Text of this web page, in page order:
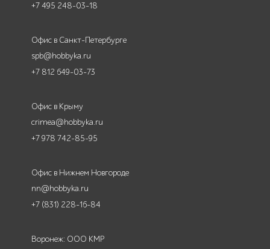
+7 495 248-03-18
Офис в Санкт-Петербурге
spb@hobbyka.ru
+7 812 649-03-73
Офис в Крыму
crimea@hobbyka.ru
+7 978 742-85-95
Офис в Нижнем Новгороде
nn@hobbyka.ru
+7 (831) 228-16-84
Воронеж: ООО КМР